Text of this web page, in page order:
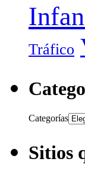
Tráfico
Categorías
Sitios